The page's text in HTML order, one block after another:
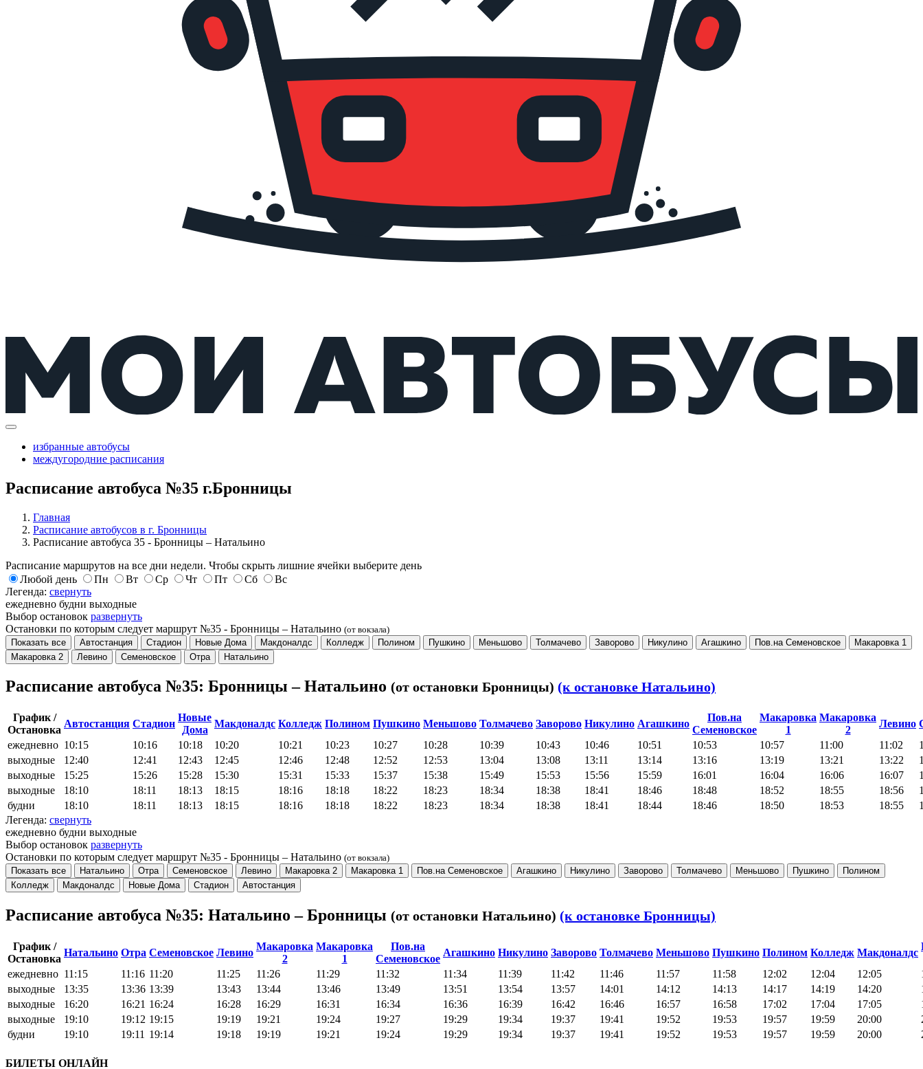
избранные автобусы
междугородние расписания
Расписание автобуса №35 г.Бронницы
Главная
Расписание автобусов в г. Бронницы
Расписание автобуса 35 - Бронницы – Натальино
Расписание маршрутов на все дни недели. Чтобы скрыть лишние ячейки выберите день
Любой день
Пн Вт Ср Чт Пт Сб
Вс
Легенда: свернуть
ежедневно будни выходные
Выбор остановок развернуть
Остановки по которым следует маршрут №35 - Бронницы – Натальино (от вокзала)
Показать все
Автостанция Стадион Новые Дома Макдоналдс Колледж Полином Пушкино Меньшово Толмачево Заворово Никулино Агашкино Пов.на Семеновское
Макаровка 1
Макаровка 2
Левино Семеновское Отра Натальино
Расписание автобуса №35: Бронницы – Натальино (от остановки Бронницы) (к остановке Натальино)
График /
Остановка
Автостанция Стадион
Новые
Дома
Макдоналдс Колледж Полином Пушкино Меньшово Толмачево Заворово Никулино Агашкино
Пов.на
Семеновское
Макаровка
1
Макаровка
2
Левино
ежедневно 10:15 10:16 10:18 10:20 10:21 10:23 10:27 10:28 10:39 10:43 10:46 10:51 10:53 10:57 11:00 11:02
выходные
12:40 12:41 12:43 12:45 12:46 12:48 12:52 12:53 13:04 13:08 13:11 13:14 13:16 13:19 13:21 13:22
выходные
15:25 15:26 15:28 15:30 15:31 15:33 15:37 15:38 15:49 15:53 15:56 15:59 16:01 16:04 16:06 16:07
выходные
18:10 18:11 18:13 18:15 18:16 18:18 18:22 18:23 18:34 18:38 18:41 18:46 18:48 18:52 18:55 18:56
будни
18:10 18:11 18:13 18:15 18:16 18:18 18:22 18:23 18:34 18:38 18:41 18:44 18:46 18:50 18:53 18:55
Легенда: свернуть
ежедневно будни выходные
Выбор остановок развернуть
Остановки по которым следует маршрут №35 - Бронницы – Натальино (от вокзала)
Показать все
Натальино Отра Семеновское Левино Макаровка 2 Макаровка 1 Пов.на Семеновское Агашкино Никулино Заворово Толмачево Меньшово Пушкино
Полином
Колледж
Макдоналдс Новые Дома Стадион Автостанция
Расписание автобуса №35: Натальино – Бронницы (от остановки Натальино) (к остановке Бронницы)
График /
Остановка
Натальино Отра Семеновское Левино
Макаровка
2
Макаровка
1
Пов.на
Семеновское
Агашкино Никулино Заворово Толмачево Меньшово Пушкино Полином Колледж Макдоналдс
ежедневно 11:15 11:16 11:20 11:25 11:26 11:29 11:32 11:34 11:39 11:42 11:46 11:57 11:58 12:02 12:04 12:05
выходные
13:35 13:36 13:39 13:43 13:44 13:46 13:49 13:51 13:54 13:57 14:01 14:12 14:13 14:17 14:19 14:20
выходные
16:20 16:21 16:24 16:28 16:29 16:31 16:34 16:36 16:39 16:42 16:46 16:57 16:58 17:02 17:04 17:05
выходные
19:10 19:12 19:15 19:19 19:21 19:24 19:27 19:29 19:34 19:37 19:41 19:52 19:53 19:57 19:59 20:00
будни
19:10 19:11 19:14 19:18 19:19 19:21 19:24 19:29 19:34 19:37 19:41 19:52 19:53 19:57 19:59 20:00
БИЛЕТЫ ОНЛАЙН